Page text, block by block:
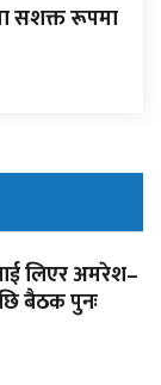
सशक्त रूपमा
लिएर अमरेश–
बैठक पुनः